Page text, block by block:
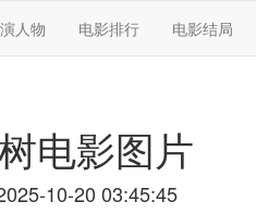
人物 电影排行 电影结局
电影图片
10-20 03:45:45